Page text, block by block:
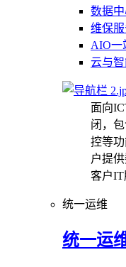
数据
维保
AIO一
云与
面向
闭，
控等
户提
客户IT
统一运维
统一运